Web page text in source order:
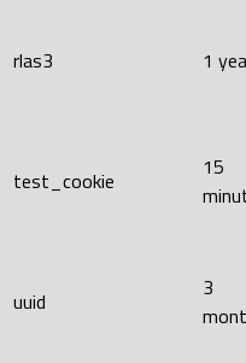
rlas3 1
test_cookie
15
uuid
3